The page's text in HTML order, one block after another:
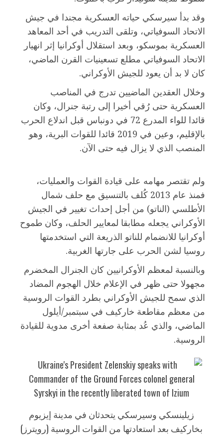
وقد بدأ سيرسكي حياته العسكرية مجندا في جيش
الاتحاد السوفياتي، وتلقى التدريب في أحد المعاهد
العسكرية بموسكو، وبعد استقلال أوكرانيا إثر انهيار
الاتحاد السوفياتي مطلع تسعينيات القرن الماضي،
كان لا بد أن يعود للجيش الأوكراني.
وخلال العقدين الماضيين تدرج في المناصب
العسكرية حتى رُقي أخيرا إلى رتبة جنرال، وكان
قائدا للواء المدرع 72 في دونباس قبل اندلاع الحرب
بالإقليم، وعين في 2019 قائدا للقوات البرية، وهو
المنصب الذي لا يزال فيه حتى الآن.
ولم تقتصر مهامه على قيادة القوات والعمليات،
فمنذ عام 2013 كُلف بالتنسيق مع حلف شمال
الأطلسي (الناتو) من أجل إحداث تغيير في الجيش
الأوكراني يجعله مطابقا لمعايير الحلف، وكان طموح
أوكرانيا للانضمام للناتو الذريعة التي استخدمتها
روسيا لشن الحرب على جارتها الغربية.
وبالنسبة لمعظم الأوكرانيين كان الجنرال المخضرم
مجهولا حتى ظهر في الإعلام خلال الهجوم المضاد
الذي سمح للجيش الأوكراني بطرد القوات الروسية
من معظم مقاطعة خاركيف في سبتمبر/أيلول
الماضي، والذي عُد بمثابة صفعة أخرى مدوية للقيادة
الروسية.
زيلينسكي وسيرسكي يتحدثان في مدينة إيزيوم
بخاركيف بعد استعادتها من القوات الروسية (رويترز)